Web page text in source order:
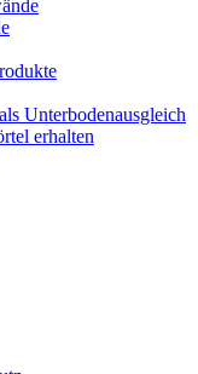
Unterbodenausgleich
erhalten